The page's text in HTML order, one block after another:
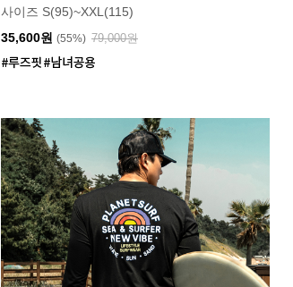
사이즈 S(95)~XXL(115)
35,600원 (55%) 79,000원